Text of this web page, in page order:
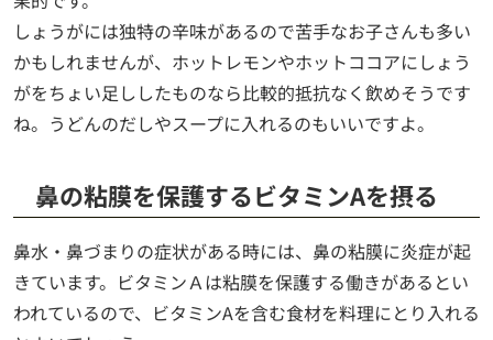
しょうがには独特の辛味があるので苦手なお子さんも多い
かもしれませんが、ホットレモンやホットココアにしょう
がをちょい足ししたものなら比較的抵抗なく飲めそうです
ね。うどんのだしやスープに入れるのもいいですよ。
鼻の粘膜を保護するビタミンAを摂る
鼻水・鼻づまりの症状がある時には、鼻の粘膜に炎症が起
きています。ビタミンＡは粘膜を保護する働きがあるとい
われているので、ビタミンAを含む食材を料理にとり入れる